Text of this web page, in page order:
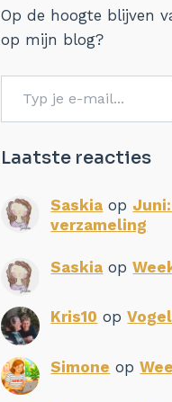
Op de hoogte blijven
op mijn blog?
Typ je e-mail...
Laatste reacties
Saskia op
verzameling
Saskia op
Kris10 op
Simone op